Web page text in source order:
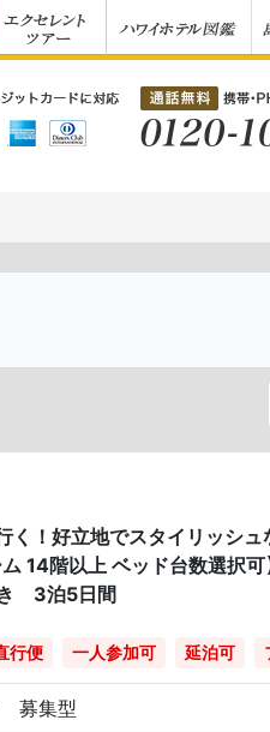
！好立地でスタイリッシュ
14階以上 ベッド台数選択
き 3泊5日間
行便 一人参加可 延泊可
募集型